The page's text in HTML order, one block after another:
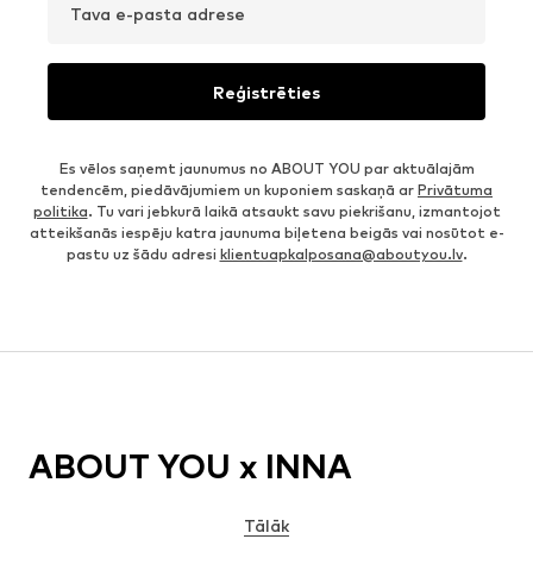
Tava e-pasta adrese
Reģistrēties
Es vēlos saņemt jaunumus no ABOUT YOU par aktuālajām
tendencēm, piedāvājumiem un kuponiem saskaņā ar Privātuma
politika. Tu vari jebkurā laikā atsaukt savu piekrišanu, izmantojot
atteikšanās iespēju katra jaunuma biļetena beigās vai nosūtot e-
pastu uz šādu adresi klientuapkalposana@aboutyou.lv.
ABOUT YOU x INNA
Tālāk